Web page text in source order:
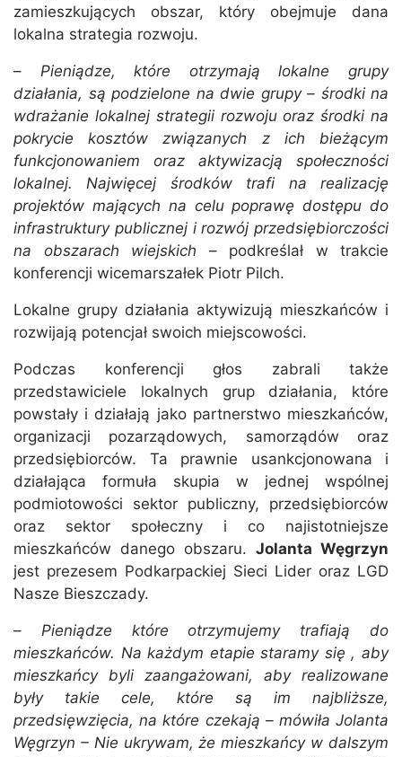
zamieszkujących obszar, który obejmuje dana
lokalna strategia rozwoju.
– Pieniądze, które otrzymają lokalne grupy
działania, są podzielone na dwie grupy – środki na
wdrażanie lokalnej strategii rozwoju oraz środki na
pokrycie kosztów związanych z ich bieżącym
funkcjonowaniem oraz aktywizacją społeczności
lokalnej. Najwięcej środków trafi na realizację
projektów mających na celu poprawę dostępu do
infrastruktury publicznej i rozwój przedsiębiorczości
na obszarach wiejskich – podkreślał w trakcie
konferencji wicemarszałek Piotr Pilch.
Lokalne grupy działania aktywizują mieszkańców i
rozwijają potencjał swoich miejscowości.
Podczas konferencji głos zabrali także
przedstawiciele lokalnych grup działania, które
powstały i działają jako partnerstwo mieszkańców,
organizacji pozarządowych, samorządów oraz
przedsiębiorców. Ta prawnie usankcjonowana i
działająca formuła skupia w jednej wspólnej
podmiotowości sektor publiczny, przedsiębiorców
oraz sektor społeczny i co najistotniejsze
mieszkańców danego obszaru. Jolanta Węgrzyn
jest prezesem Podkarpackiej Sieci Lider oraz LGD
Nasze Bieszczady.
– Pieniądze które otrzymujemy trafiają do
mieszkańców. Na każdym etapie staramy się , aby
mieszkańcy byli zaangażowani, aby realizowane
były takie cele, które są im najbliższe,
przedsięwzięcia, na które czekają – mówiła Jolanta
Węgrzyn – Nie ukrywam, że mieszkańcy w dalszym